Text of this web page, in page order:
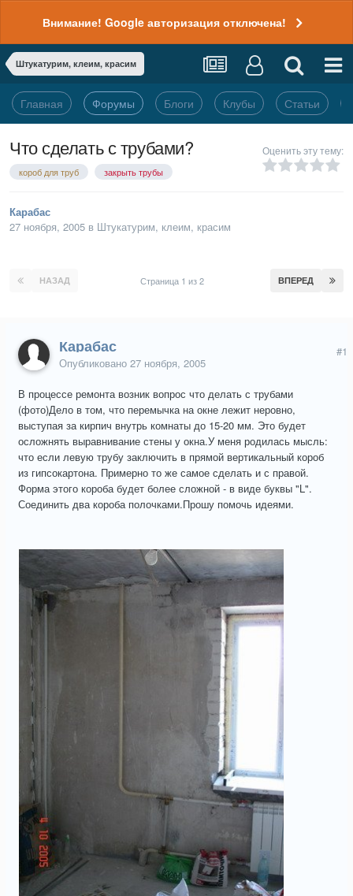
Внимание! Google авторизация отключена!
Штукатурим, клеим, красим
Главная Форумы Блоги Клубы Статьи
Что сделать с трубами?
короб для труб закрыть трубы
Оценить эту тему:
Карабас
27 ноября, 2005 в Штукатурим, клеим, красим
НАЗАД ВПЕРЕД
Страница 1 из 2
Карабас
Опубликовано 27 ноября, 2005
#1
В процессе ремонта возник вопрос что делать с трубами
(фото)Дело в том, что перемычка на окне лежит неровно,
выступая за кирпич внутрь комнаты до 15-20 мм. Это будет
осложнять выравнивание стены у окна.У меня родилась мысль:
что если левую трубу заключить в прямой вертикальный короб
из гипсокартона. Примерно то же самое сделать и с правой.
Форма этого короба будет более сложной - в виде буквы "L".
Соединить два короба полочками.Прошу помочь идеями.